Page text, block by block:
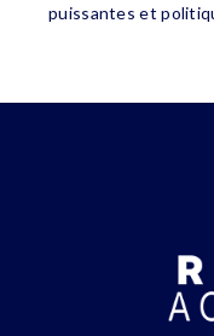
puissantes et